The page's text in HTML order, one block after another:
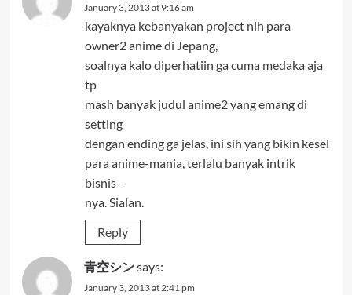
January 3, 2013 at 9:16 am
kayaknya kebanyakan project nih para
owner2 anime di Jepang,
soalnya kalo diperhatiin ga cuma medaka aja
tp
mash banyak judul anime2 yang emang di
setting
dengan ending ga jelas, ini sih yang bikin kesel
para anime-mania, terlalu banyak intrik
bisnis-
nya. Sialan.
Reply
青空シンsays:
January 3, 2013 at 2:41 pm